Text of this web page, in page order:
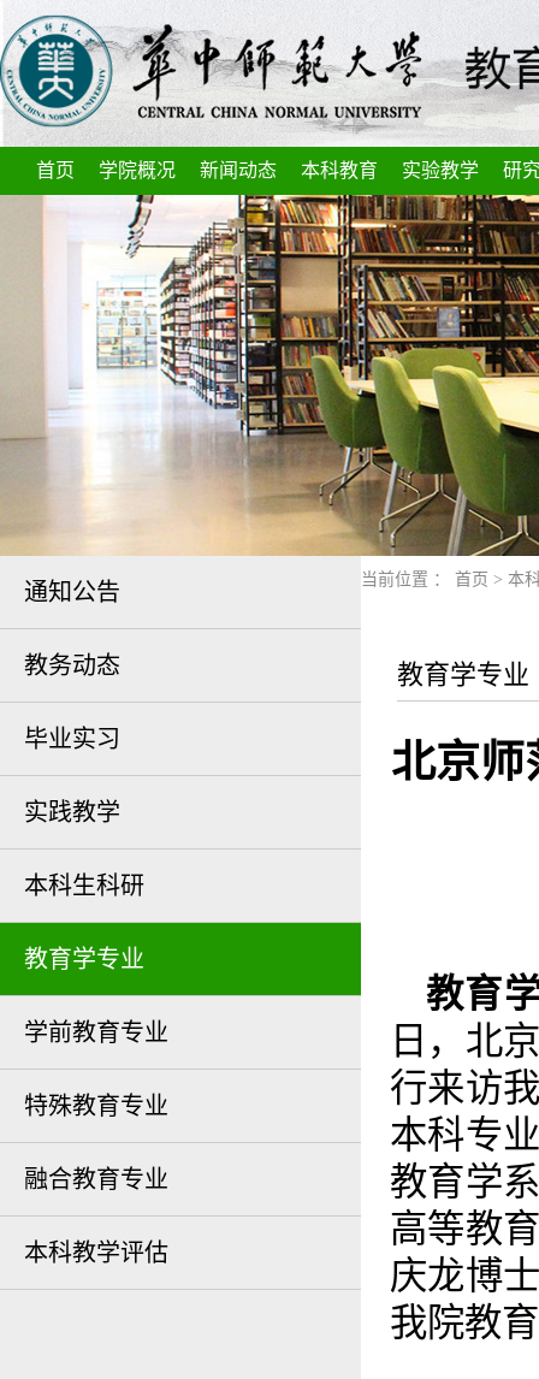
首页 学院概况 新闻动态 本科教育 实验教学 研
通知公告
教务动态
毕业实习
实践教学
本科生科研
教育学专业
学前教育专业
特殊教育专业
融合教育专业
本科教学评估
当前位置 ： 首页 > 本
教育学专业
北京师
教育
日，北
行来访
本科专
教育学
高等教
庆龙博
我院教